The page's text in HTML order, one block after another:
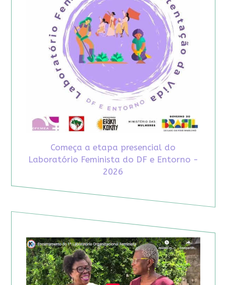
Começa a etapa presencial do
Laboratório Feminista do DF e Entorno -
2026